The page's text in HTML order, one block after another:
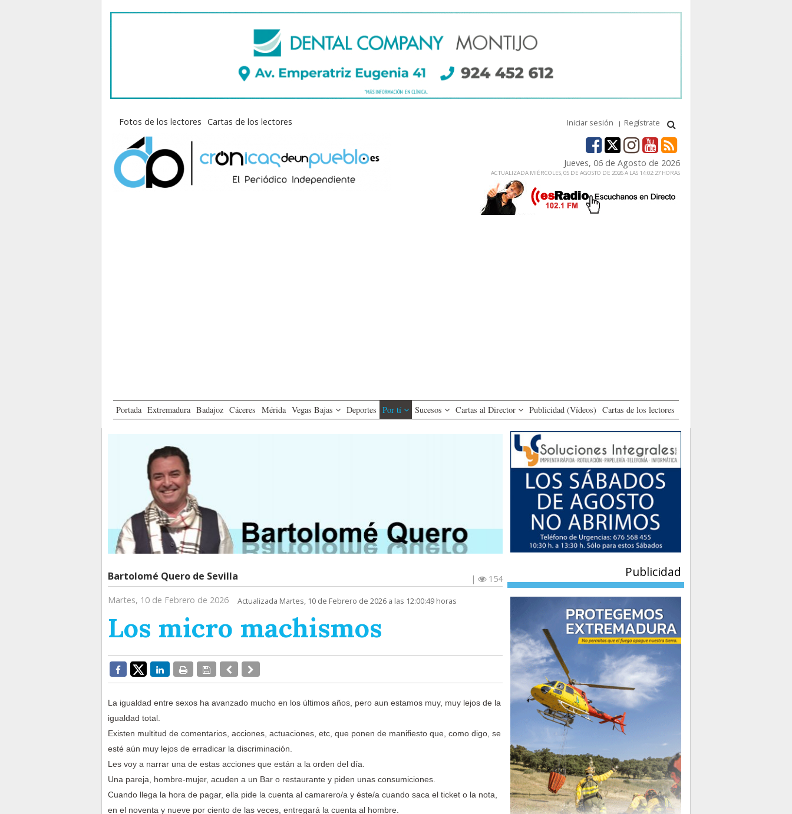
Fotos de los lectores Cartas de los lectores Iniciar sesión Regístrate
Jueves, 06 de Agosto de 2026
ACTUALIZADA MIÉRCOLES, 05 DE AGOSTO DE 2026 A LAS 14:02:27 HORAS
Portada Extremadura Badajoz Cáceres Mérida Vegas Bajas Deportes Por tí Sucesos Cartas al Director Publicidad (Vídeos) Cartas de los lectores
Bartolomé Quero de Sevilla |
154
Martes, 10 de Febrero de 2026
Actualizada Martes, 10 de Febrero de 2026 a las 12:00:49 horas
Los micro machismos
La igualdad entre sexos ha avanzado mucho en los últimos años, pero aun estamos muy, muy lejos de la
igualdad total.
Existen multitud de comentarios, acciones, actuaciones, etc, que ponen de manifiesto que, como digo, se
esté aún muy lejos de erradicar la discriminación.
Les voy a narrar una de estas acciones que están a la orden del día.
Una pareja, hombre-mujer, acuden a un Bar o restaurante y piden unas consumiciones.
Cuando llega la hora de pagar, ella pide la cuenta al camarero/a y éste/a cuando saca el ticket o la nota,
en el noventa y nueve por ciento de las veces, entregará la cuenta al hombre.
Publicidad